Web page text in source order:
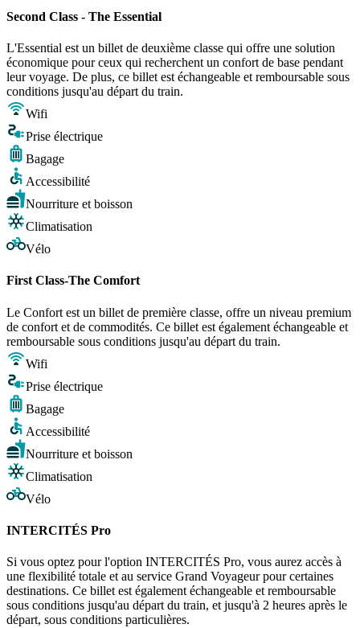
Second Class - The Essential
L'Essential est un billet de deuxième classe qui offre une solution
économique pour ceux qui recherchent un confort de base pendant
leur voyage. De plus, ce billet est échangeable et remboursable sous
conditions jusqu'au départ du train.
Wifi
Prise électrique
Bagage
Accessibilité
Nourriture et boisson
Climatisation
Vélo
First Class-The Comfort
Le Confort est un billet de première classe, offre un niveau premium
de confort et de commodités. Ce billet est également échangeable et
remboursable sous conditions jusqu'au départ du train.
Wifi
Prise électrique
Bagage
Accessibilité
Nourriture et boisson
Climatisation
Vélo
INTERCITÉS Pro
Si vous optez pour l'option INTERCITÉS Pro, vous aurez accès à
une flexibilité totale et au service Grand Voyageur pour certaines
destinations. Ce billet est également échangeable et remboursable
sous conditions jusqu'au départ du train, et jusqu'à 2 heures après le
départ, sous conditions particulières.